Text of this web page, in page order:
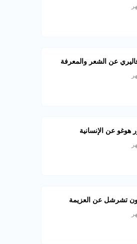
عن الشعر والمعرفة
هوغو عن الإنسانية
تشرشل عن العزيمة